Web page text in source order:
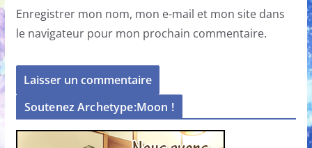
Enregistrer mon nom, mon e-mail et mon site dans
le navigateur pour mon prochain commentaire.
Soutenez Archetype:Moon !